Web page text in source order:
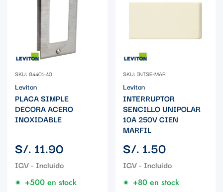
SKU: 84401-40
Leviton
PLACA SIMPLE
DECORA ACERO
INOXIDABLE
Precio
regular
S/. 11.90
+500 en stock
SKU: INTSE-MAR
Leviton
INTERRUPTOR
SENCILLO UNIPOLAR
10A 250V CIEN
MARFIL
Precio
regular
S/. 1.50
+80 en stock